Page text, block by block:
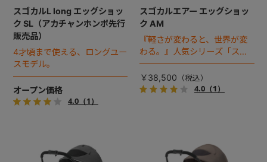
スゴカルL long エッグショッ
ク SL（アカチャンホンポ先行
販売品）
4才頃まで使える、ロングユー
スモデル。
オープン価格
4.0（1）
スゴカルエアー エッグショッ
ク AM
『軽さが変わると、世界が変
わる。』人気シリーズ「スゴ
カル」の超軽量モデル。
￥38,500
4.0（1）